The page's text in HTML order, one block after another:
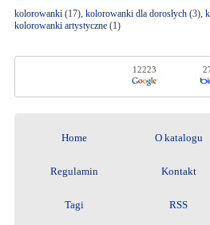
kolorowanki(17), kolorowanki dla dorosłych(3),
kolorowanki artystyczne(1)
12223
Home O katalogu
Regulamin Kontakt
Tagi RSS